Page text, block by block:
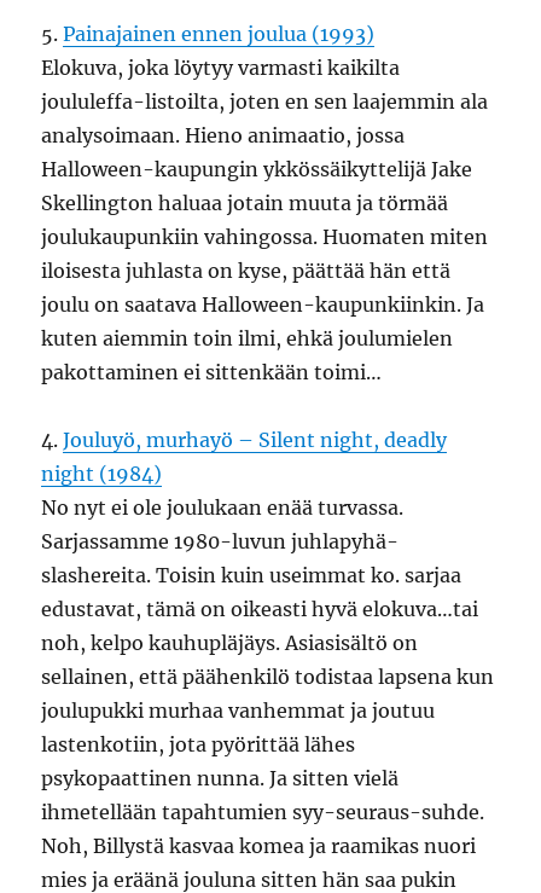
5.Painajainen ennen joulua (1993)
Elokuva, joka löytyy varmasti kaikilta
joululeffa-listoilta, joten en sen laajemmin ala
analysoimaan. Hieno animaatio, jossa
Halloween-kaupungin ykkössäikyttelijä Jake
Skellington haluaa jotain muuta ja törmää
joulukaupunkiin vahingossa. Huomaten miten
iloisesta juhlasta on kyse, päättää hän että
joulu on saatava Halloween-kaupunkiinkin. Ja
kuten aiemmin toin ilmi, ehkä joulumielen
pakottaminen ei sittenkään toimi…
4.Jouluyö, murhayö – Silent night, deadly
night (1984)
No nyt ei ole joulukaan enää turvassa.
Sarjassamme 1980-luvun juhlapyhä-
slashereita. Toisin kuin useimmat ko. sarjaa
edustavat, tämä on oikeasti hyvä elokuva…tai
noh, kelpo kauhupläjäys. Asiasisältö on
sellainen, että päähenkilö todistaa lapsena kun
joulupukki murhaa vanhemmat ja joutuu
lastenkotiin, jota pyörittää lähes
psykopaattinen nunna. Ja sitten vielä
ihmetellään tapahtumien syy-seuraus-suhde.
Noh, Billystä kasvaa komea ja raamikas nuori
mies ja eräänä jouluna sitten hän saa pukin